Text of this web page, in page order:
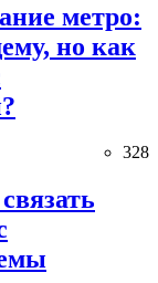
метро:
но как
328